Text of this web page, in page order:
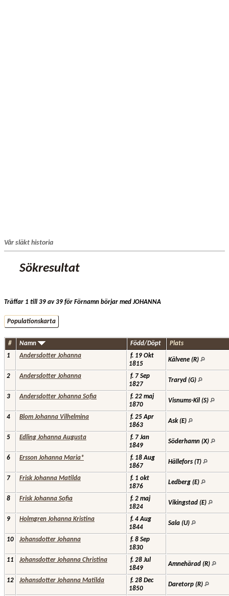
Vår släkt historia
Sökresultat
Träffar 1 till 39 av 39 för Förnamn börjar med JOHANNA
Populationskarta
# Namn Född/Döpt
Plats
1
Andersdotter Johanna
f. 19 Okt
1815
Kälvene (R)
2 Andersdotter Johanna
f. 7 Sep
1827
Traryd (G)
3 Andersdotter Johanna Sofia
f. 22 maj
1870
Visnums-Kil (S)
4 Blom Johanna Vilhelmina
f. 25 Apr
1863
Ask (E)
5 Edling Johanna Augusta
f. 7 Jan
1849
Söderhamn (X)
6 Ersson Johanna Maria*
f. 18 Aug
1867
Hällefors (T)
7 Frisk Johanna Matilda
f. 1 okt
1876
Ledberg (E)
8 Frisk Johanna Sofia
f. 2 maj
1824
Vikingstad (E)
9 Holmgren Johanna Kristina
f. 4 Aug
1844
Sala (U)
10 Johansdotter Johanna
f. 8 Sep
1830
11
Johansdotter Johanna Christina
f. 28 Jul
1849
Amnehärad (R)
12 Johansdotter Johanna Matilda
f. 28 Dec
1850
Daretorp (R)